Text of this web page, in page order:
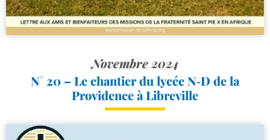
Novembre 2024
N° 20 – Le chantier du lycée N‑D de la
Providence à Libreville